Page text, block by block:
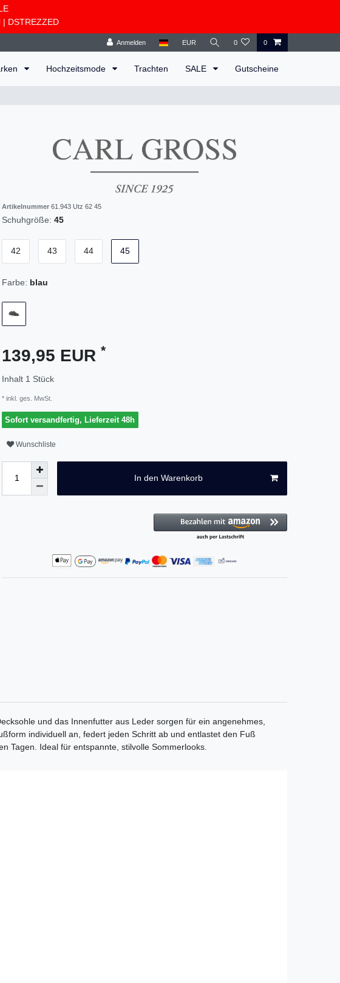
| DSTREZZED
Anmelden EUR 0 0
Hochzeitsmode Trachten SALE Gutscheine
Artikelnummer 61.943 Utz 62 45
Schuhgröße: 45
42 43 44 45
Farbe: blau
139,95 EUR *
Inhalt 1 Stück
* inkl. ges. MwSt.
Sofort versandfertig, Lieferzeit 48h
Wunschliste
In den Warenkorb
und das Innenfutter aus Leder sorgen für ein angenehmes,
individuell an, federt jeden Schritt ab und entlastet den Fuß
Tagen. Ideal für entspannte, stilvolle Sommerlooks.